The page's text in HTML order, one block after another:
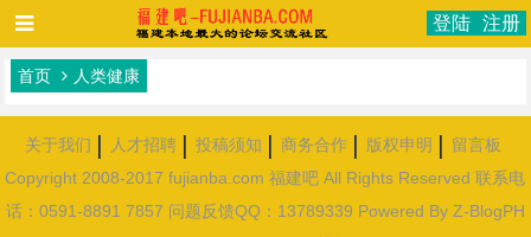
登陆 注册
首页 人类健康
关于我们 人才招聘 投稿须知 商务合作 版权申明
留言板
Copyright 2008-2017 fujianba.com 福建吧 All Rights Reserved 联系电
话：0591-8891 7857 问题反馈QQ：13789339 Powered By Z-BlogPH